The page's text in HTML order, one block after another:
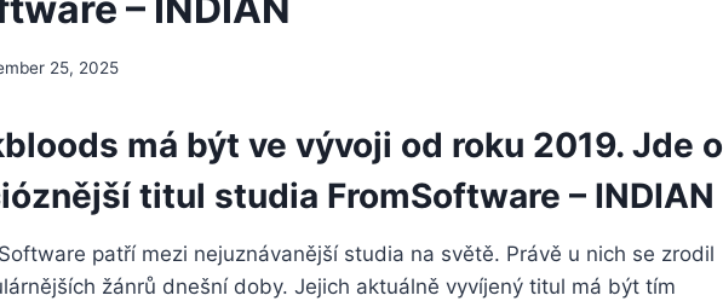
25, 2025
má být ve vývoji od roku 2019. Jde o
titul studia FromSoftware – INDIAN
patří mezi nejuznávanější studia na světě. Právě u nich se zrodil
žánrů dnešní doby. Jejich aktuálně vyvíjený titul má být tím